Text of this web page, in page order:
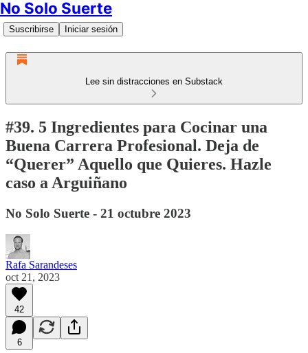
No Solo Suerte
Suscribirse Iniciar sesión
Lee sin distracciones en Substack
#39. 5 Ingredientes para Cocinar una
Buena Carrera Profesional. Deja de
“Querer” Aquello que Quieres. Hazle
caso a Arguiñano
No Solo Suerte - 21 octubre 2023
Rafa Sarandeses
oct 21, 2023
42
6